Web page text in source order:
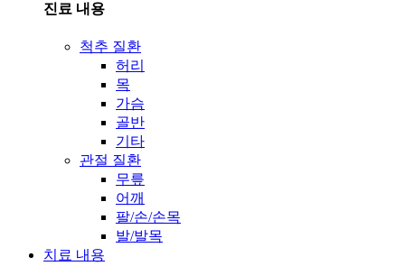
진료 내용
척추 질환
허리
목
가슴
골반
기타
관절 질환
무릎
어깨
팔/손/손목
발/발목
치료 내용